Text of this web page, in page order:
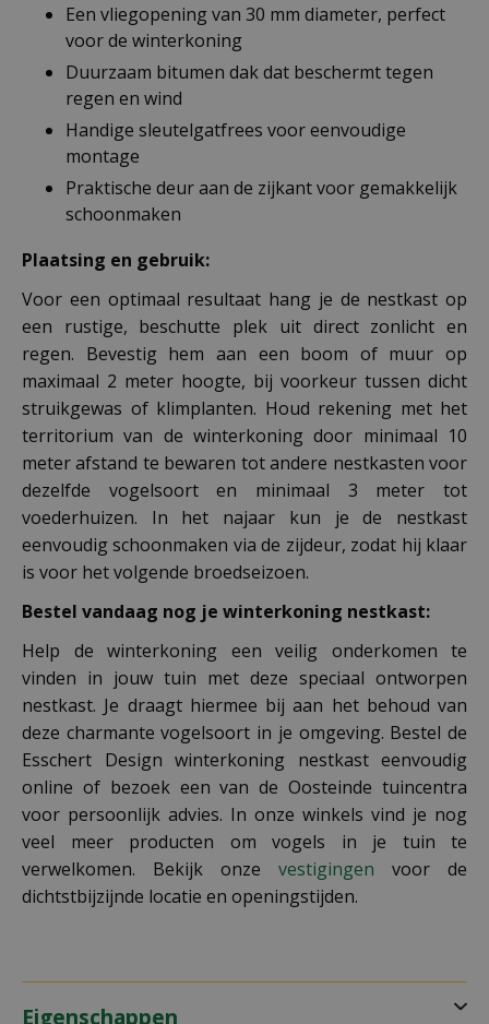
Een vliegopening van 30 mm diameter, perfect
voor de winterkoning
Duurzaam bitumen dak dat beschermt tegen
regen en wind
Handige sleutelgatfrees voor eenvoudige
montage
Praktische deur aan de zijkant voor gemakkelijk
schoonmaken
Plaatsing en gebruik:
Voor een optimaal resultaat hang je de nestkast op
een rustige, beschutte plek uit direct zonlicht en
regen. Bevestig hem aan een boom of muur op
maximaal 2 meter hoogte, bij voorkeur tussen dicht
struikgewas of klimplanten. Houd rekening met het
territorium van de winterkoning door minimaal 10
meter afstand te bewaren tot andere nestkasten voor
dezelfde vogelsoort en minimaal 3 meter tot
voederhuizen. In het najaar kun je de nestkast
eenvoudig schoonmaken via de zijdeur, zodat hij klaar
is voor het volgende broedseizoen.
Bestel vandaag nog je winterkoning nestkast:
Help de winterkoning een veilig onderkomen te
vinden in jouw tuin met deze speciaal ontworpen
nestkast. Je draagt hiermee bij aan het behoud van
deze charmante vogelsoort in je omgeving. Bestel de
Esschert Design winterkoning nestkast eenvoudig
online of bezoek een van de Oosteinde tuincentra
voor persoonlijk advies. In onze winkels vind je nog
veel meer producten om vogels in je tuin te
verwelkomen. Bekijk onze vestigingen voor de
dichtstbijzijnde locatie en openingstijden.
Eigenschappen